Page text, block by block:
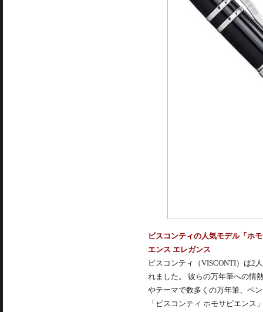
ビスコンティの人気モデル「ホ
エンス エレガンス
ビスコンティ（VISCONTI）は2
れました。 彼らの万年筆への情
やテーマで数多くの万年筆、ペ
「 ビスコンティ ホモサピエンス